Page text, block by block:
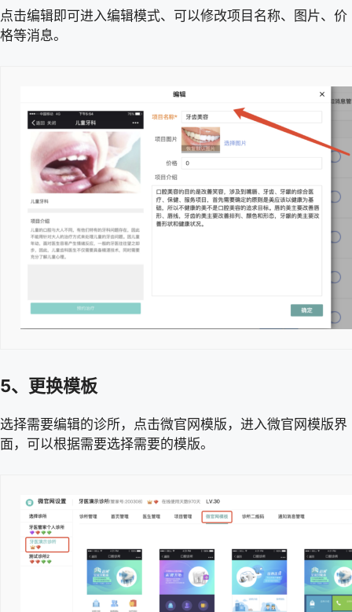
点击编辑即可进入编辑模式、可以修改项目名称、图片、价
格等消息。
5、更换模板
选择需要编辑的诊所，点击微官网模版，进入微官网模版界
面，可以根据需要选择需要的模版。